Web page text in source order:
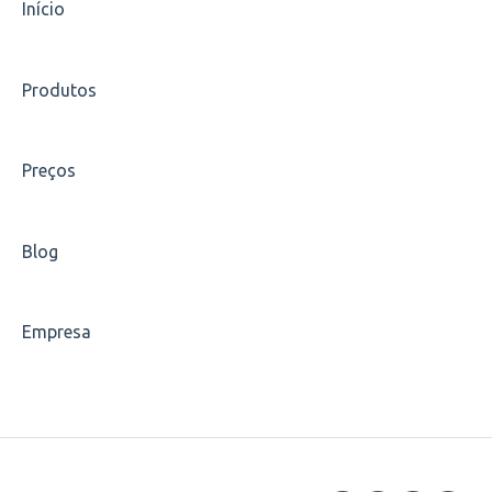
Estágios
Carreiras
Início
Produtos
Preços
Blog
Empresa